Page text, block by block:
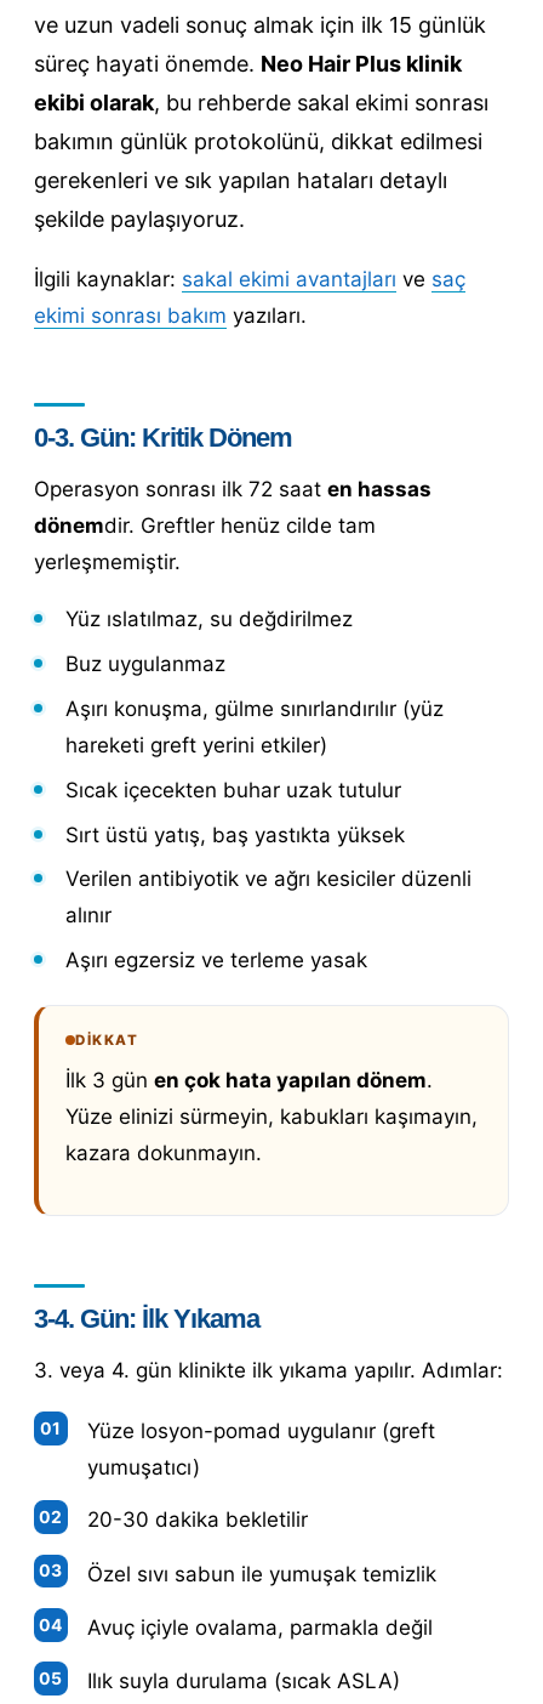
ve uzun vadeli sonuç almak için ilk 15 günlük
süreç hayati önemde. Neo Hair Plus klinik
ekibi olarak, bu rehberde sakal ekimi sonrası
bakımın günlük protokolünü, dikkat edilmesi
gerekenleri ve sık yapılan hataları detaylı
şekilde paylaşıyoruz.
İlgili kaynaklar: sakal ekimi avantajları ve saç
ekimi sonrası bakım yazıları.
0-3. Gün: Kritik Dönem
Operasyon sonrası ilk 72 saat en hassas
dönemdir. Greftler henüz cilde tam
yerleşmemiştir.
Yüz ıslatılmaz, su değdirilmez
Buz uygulanmaz
Aşırı konuşma, gülme sınırlandırılır (yüz
hareketi greft yerini etkiler)
Sıcak içecekten buhar uzak tutulur
Sırt üstü yatış, baş yastıkta yüksek
Verilen antibiyotik ve ağrı kesiciler düzenli
alınır
Aşırı egzersiz ve terleme yasak
DIKKAT
İlk 3 gün en çok hata yapılan dönem.
Yüze elinizi sürmeyin, kabukları kaşımayın,
kazara dokunmayın.
3-4. Gün: İlk Yıkama
3. veya 4. gün klinikte ilk yıkama yapılır. Adımlar:
Yüze losyon-pomad uygulanır (greft
yumuşatıcı)
20-30 dakika bekletilir
Özel sıvı sabun ile yumuşak temizlik
Avuç içiyle ovalama, parmakla değil
Ilık suyla durulama (sıcak ASLA)